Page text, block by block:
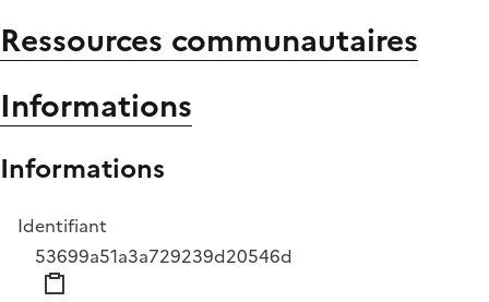
Ressources communautaires
Informations
Informations
Identifiant
53699a51a3a729239d20546d